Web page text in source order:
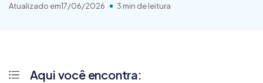
Atualizado em17/06/2026 3 min de leitura
Aqui você encontra: